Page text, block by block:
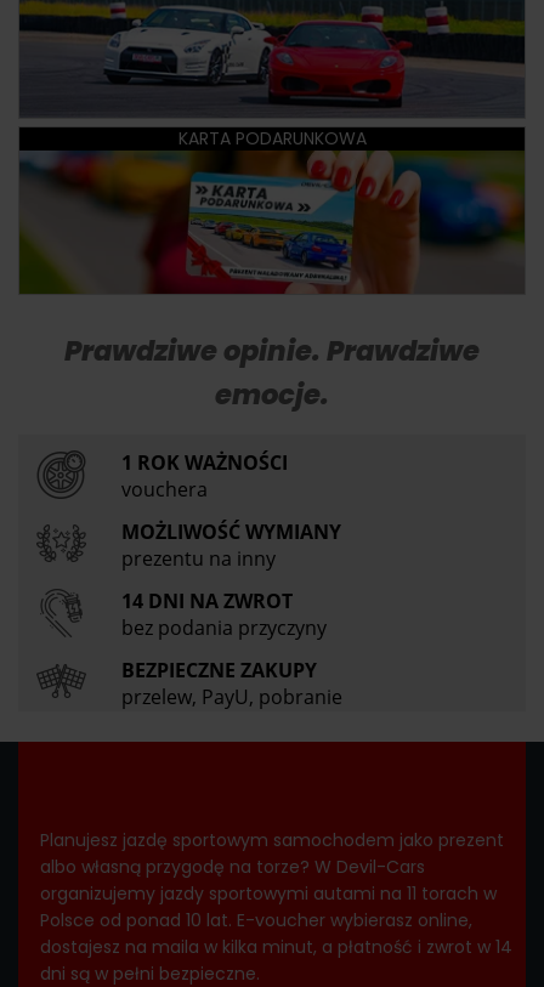
KARTA PODARUNKOWA
Prawdziwe opinie. Prawdziwe
emocje.
1 ROK WAŻNOŚCI
vouchera
MOŻLIWOŚĆ WYMIANY
prezentu na inny
14 DNI NA ZWROT
bez podania przyczyny
BEZPIECZNE ZAKUPY
przelew, PayU, pobranie
Planujesz jazdę sportowym samochodem jako prezent
albo własną przygodę na torze? W Devil-Cars
organizujemy jazdy sportowymi autami na 11 torach w
Polsce od ponad 10 lat. E-voucher wybierasz online,
dostajesz na maila w kilka minut, a płatność i zwrot w 14
dni są w pełni bezpieczne.